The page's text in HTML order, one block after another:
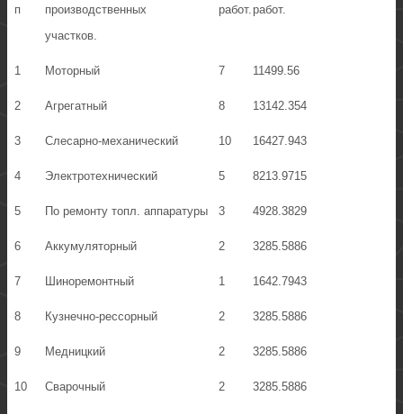
п
производственных
участков.
работ.работ.
1 Моторный 7 11499.56
2 Агрегатный 8 13142.354
3 Слесарно-механический 10 16427.943
4 Электротехнический 5 8213.9715
5 По ремонту топл. аппаратуры 3 4928.3829
6 Аккумуляторный 2 3285.5886
7 Шиноремонтный 1 1642.7943
8 Кузнечно-рессорный 2 3285.5886
9 Медницкий 2 3285.5886
10 Сварочный 2 3285.5886